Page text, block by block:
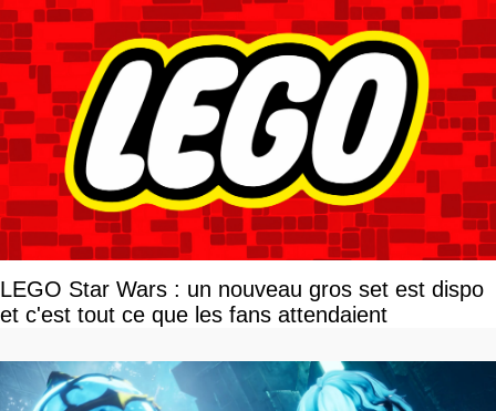
LEGO Star Wars : un nouveau gros set est dispo
et c'est tout ce que les fans attendaient